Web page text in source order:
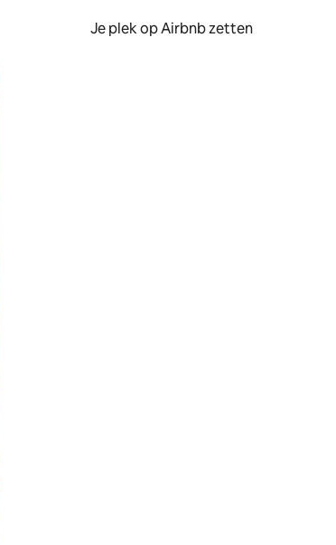
Je plek op Airbnb zetten